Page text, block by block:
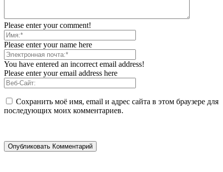
Please enter your comment!
Please enter your name here
You have entered an incorrect email address!
Please enter your email address here
Сохранить моё имя, email и адрес сайта в этом браузере для
последующих моих комментариев.